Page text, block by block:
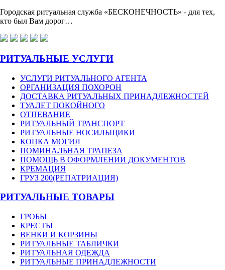
Городская ритуальная служба «БЕСКОНЕЧНОСТЬ» - для тех,
кто был Вам дорог…
РИТУАЛЬНЫЕ УСЛУГИ
УСЛУГИ РИТУАЛЬНОГО АГЕНТА
ОРГАНИЗАЦИЯ ПОХОРОН
ДОСТАВКА РИТУАЛЬНЫХ ПРИНАДЛЕЖНОСТЕЙ
ТУАЛЕТ ПОКОЙНОГО
ОТПЕВАНИЕ
РИТУАЛЬНЫЙ ТРАНСПОРТ
РИТУАЛЬНЫЕ НОСИЛЬЩИКИ
КОПКА МОГИЛ
ПОМИНАЛЬНАЯ ТРАПЕЗА
ПОМОЩЬ В ОФОРМЛЕНИИ ДОКУМЕНТОВ
КРЕМАЦИЯ
ГРУЗ 200(РЕПАТРИАЦИЯ)
РИТУАЛЬНЫЕ ТОВАРЫ
ГРОБЫ
КРЕСТЫ
ВЕНКИ И КОРЗИНЫ
РИТУАЛЬНЫЕ ТАБЛИЧКИ
РИТУАЛЬНАЯ ОДЕЖДА
РИТУАЛЬНЫЕ ПРИНАДЛЕЖНОСТИ